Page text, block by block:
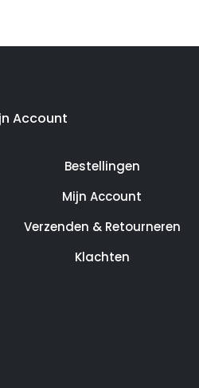
Account
Bestellingen
Mijn Account
Verzenden & Retourneren
Klachten